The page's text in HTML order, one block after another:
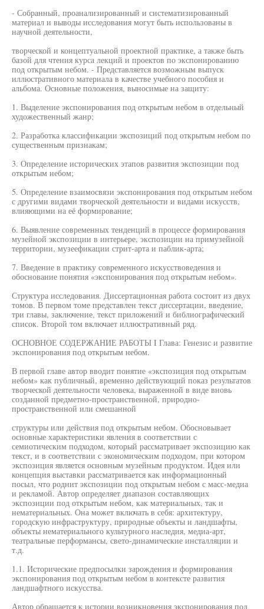
- Собранный, проанализированный и систематизированный
материал и выводы исследования могут быть использованы в
научной деятельности,
творческой и концептуальной проектной практике, а также быть
базой для чтения курса лекций и проектов по экспонированию
под открытым небом. - Представляется возможным выпуск
иллюстративного материала в качестве учебного пособия и
альбома. Основные положения, выносимые на защиту:
1. Выделение экспонирования под открытым небом в отдельный
художественный жанр;
2. Разработка классификации экспозиций под открытым небом по
существенным признакам;
3. Определение исторических этапов развития экспозиции под
открытым небом;
5. Определение взаимосвязи экспонирования под открытым небом
с другими видами творческой деятельности и видами искусств,
влияющими на её формирование;
6. Выявление современных тенденций в процессе формирования
музейной экспозиции в интерьере, экспозиции на примузейной
территории, музеефикации стрит-арта и паблик-арта;
7. Введение в практику современного искусствоведения и
обоснование понятия «экспонирования под открытым небом».
Структура исследования. Диссертационная работа состоит из двух
томов. В первом томе представлен текст диссертации, введение,
три главы, заключение, текст приложений и библиографический
список. Второй том включает иллюстративный ряд.
ОСНОВНОЕ СОДЕРЖАНИЕ РАБОТЫ I Глава: Генезис и развитие
экспонирования под открытым небом.
В первой главе автор вводит понятие «экспозиция под открытым
небом» как публичный, временно действующий показ результатов
творческой деятельности человека, выраженной в виде вновь
созданной предметно-пространственной, природно-
пространственной или смешанной
структуры или действия под открытым небом. Обосновывает
основные характеристики явления в соответствии с
семиотическим подходом, который рассматривает экспозицию как
текст, и в соответствии с экономическим подходом, при котором
экспозиция является основным музейным продуктом. Идея или
концепция выставки рассматривается как информационный
посыл, что роднит экспозиции под открытым небом с масс-медиа
и рекламой. Автор определяет диапазон составляющих
экспозиции под открытым небом, как материальных, так и
нематериальных. Она может включать в себя: архитектуру,
городскую инфраструктуру, природные объекты и ландшафты,
объекты нематериального культурного наследия, медиа-арт,
театральные перформансы, свето-динамические инсталляции и
т.д.
1.1. Исторические предпосылки зарождения и формирования
экспонирования под открытым небом в контексте развития
ландшафтного искусства.
Автор обращается к истории возникновения экспонирования под